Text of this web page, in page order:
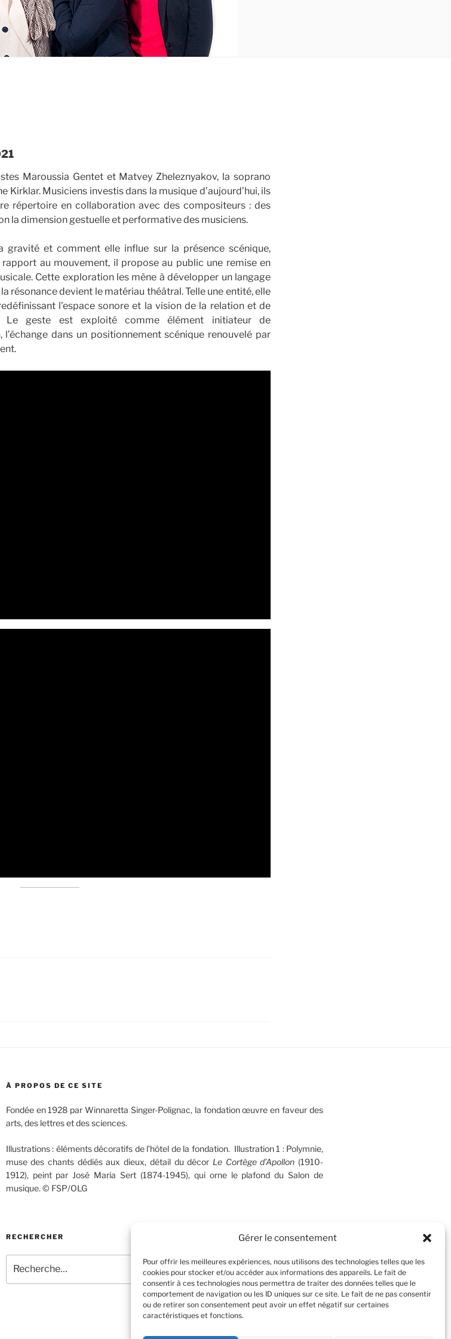
Gérer le consentement
Pour offrir les meilleures expériences, nous utilisons des technologies telles que les
cookies pour stocker et/ou accéder aux informations des appareils. Le fait de
consentir à ces technologies nous permettra de traiter des données telles que le
comportement de navigation ou les ID uniques sur ce site. Le fait de ne pas consentir
ou de retirer son consentement peut avoir un effet négatif sur certaines
caractéristiques et fonctions.
Maroussia Gentet et Matvey Zheleznyakov, la soprano
Musiciens investis dans la musique d’aujourd’hui, ils
répertoire en collaboration avec des compositeurs : des
la dimension gestuelle et performative des musiciens.
gravité et comment elle influe sur la présence scénique,
au mouvement, il propose au public une remise en
Cette exploration les mène à développer un langage
résonance devient le matériau théâtral. Telle une entité, elle
l’espace sonore et la vision de la relation et de
Le geste est exploité comme élément initiateur de
l’échange dans un positionnement scénique renouvelé par
À PROPOS DE CE SITE
Fondée en 1928 par Winnaretta Singer-Polignac, la fondation œuvre en faveur des
arts, des lettres et des sciences.
Illustrations : éléments décoratifs de l’hôtel de la fondation. Illustration 1 : Polymnie,
muse des chants dédiés aux dieux, détail du décor Le Cortège d’Apollon (1910-
1912), peint par José Maria Sert (1874-1945), qui orne le plafond du Salon de
musique. © FSP/OLG
RECHERCHER
pour
:
Recherche